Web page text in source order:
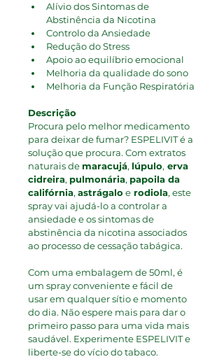
Alívio dos Sintomas de
Abstinência da Nicotina
Controlo da Ansiedade
Redução do Stress
Apoio ao equilíbrio emocional
Melhoria da qualidade do sono
Melhoria da Função Respiratória
Descrição
Procura pelo melhor medicamento
para deixar de fumar? ESPELIVIT é a
solução que procura. Com extratos
naturais de maracujá, lúpulo, erva
cidreira, pulmonária, papoila da
califórnia, astrágalo e rodiola, este
spray vai ajudá-lo a controlar a
ansiedade e os sintomas de
abstinência da nicotina associados
ao processo de cessação tabágica.
Com uma embalagem de 50ml, é
um spray conveniente e fácil de
usar em qualquer sítio e momento
do dia. Não espere mais para dar o
primeiro passo para uma vida mais
saudável. Experimente ESPELIVIT e
liberte-se do vício do tabaco.